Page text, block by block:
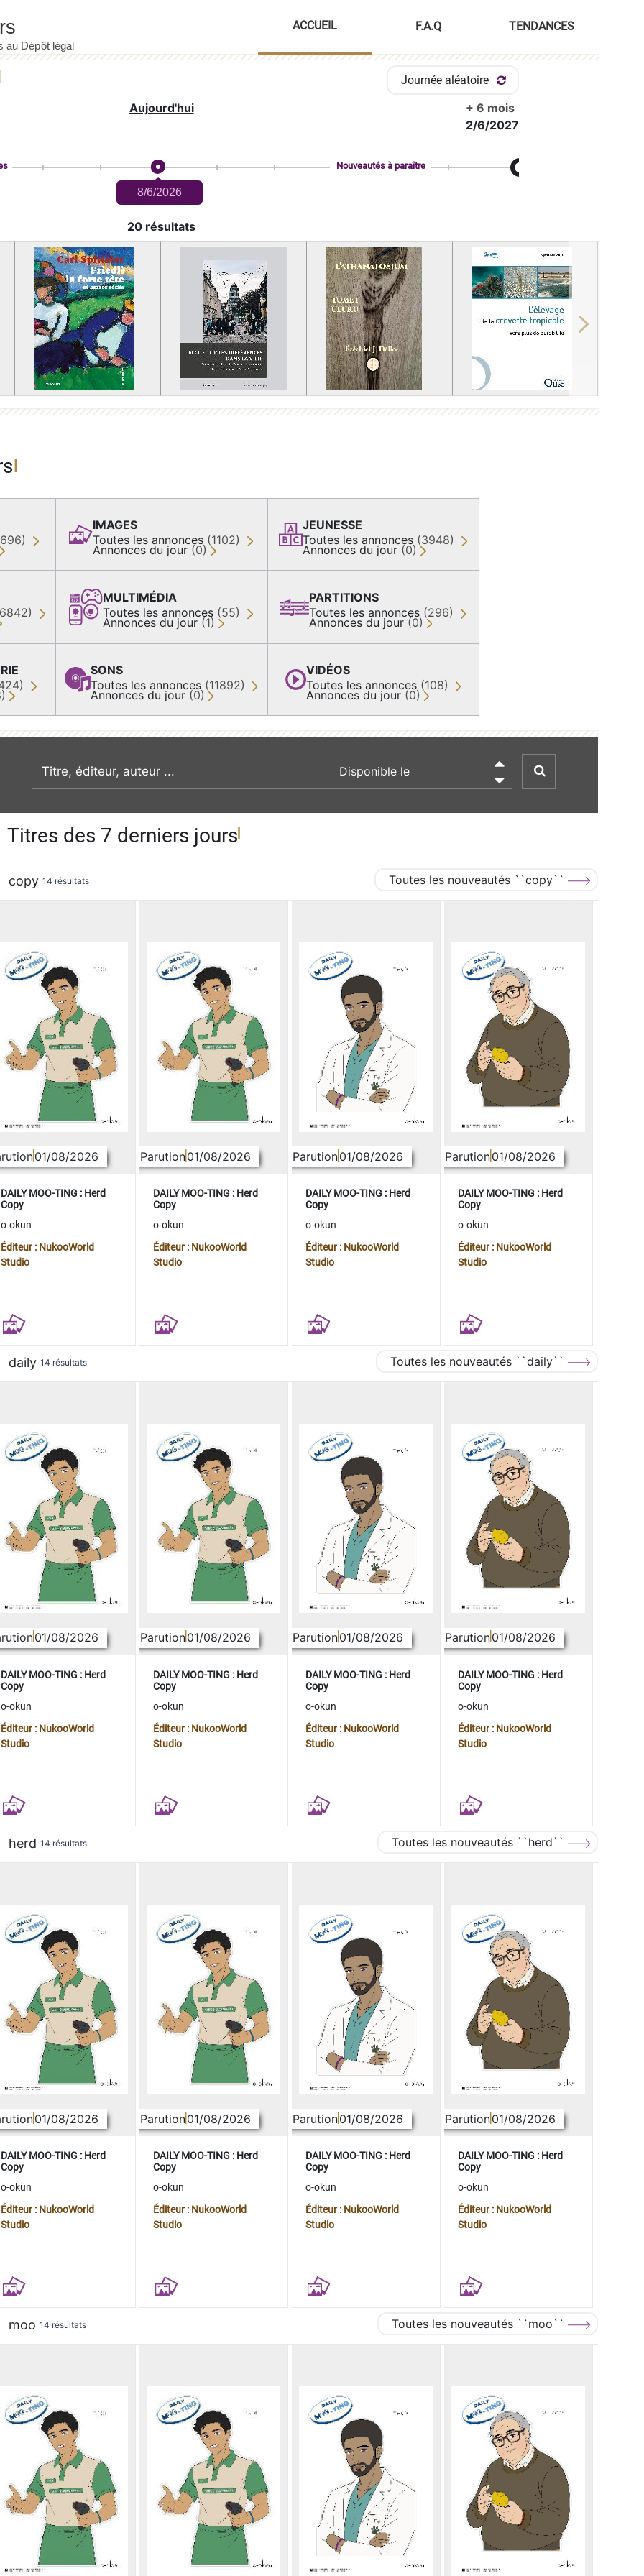
ACCUEIL F.A.Q TENDANCES
Journée aléatoire
Aujourd'hui
+ 6 mois
2/6/2027
8/6/2026
Nouveautés à paraître
20 résultats
Next
IMAGES
Toutes les annonces (1102)
Annonces du jour (0)
MULTIMÉDIA
Toutes les annonces (55)
Annonces du jour (1)
SONS
Toutes les annonces (11892)
Annonces du jour (0)
JEUNESSE
Toutes les annonces (3948)
Annonces du jour (0)
PARTITIONS
Toutes les annonces (296)
Annonces du jour (0)
VIDÉOS
Toutes les annonces (108)
Annonces du jour (0)
recherche par mot clé

Titres des 7 derniers jours
copy 14 résultats Toutes les nouveautés ``copy``
01/08/2026
DAILY MOO-TING : Herd
Copy
o-okun
Éditeur : NukooWorld
Studio
Parution01/08/2026
DAILY MOO-TING : Herd
Copy
o-okun
Éditeur : NukooWorld
Studio
Parution01/08/2026
DAILY MOO-TING : Herd
Copy
o-okun
Éditeur : NukooWorld
Studio
Parution01/08/2026
DAILY MOO-TING : Herd
Copy
o-okun
Éditeur : NukooWorld
Studio
daily 14 résultats Toutes les nouveautés ``daily``
01/08/2026
DAILY MOO-TING : Herd
Copy
o-okun
Éditeur : NukooWorld
Studio
Parution01/08/2026
DAILY MOO-TING : Herd
Copy
o-okun
Éditeur : NukooWorld
Studio
Parution01/08/2026
DAILY MOO-TING : Herd
Copy
o-okun
Éditeur : NukooWorld
Studio
Parution01/08/2026
DAILY MOO-TING : Herd
Copy
o-okun
Éditeur : NukooWorld
Studio
herd 14 résultats Toutes les nouveautés ``herd``
01/08/2026
DAILY MOO-TING : Herd
Copy
o-okun
Éditeur : NukooWorld
Studio
Parution01/08/2026
DAILY MOO-TING : Herd
Copy
o-okun
Éditeur : NukooWorld
Studio
Parution01/08/2026
DAILY MOO-TING : Herd
Copy
o-okun
Éditeur : NukooWorld
Studio
Parution01/08/2026
DAILY MOO-TING : Herd
Copy
o-okun
Éditeur : NukooWorld
Studio
moo 14 résultats Toutes les nouveautés ``moo``